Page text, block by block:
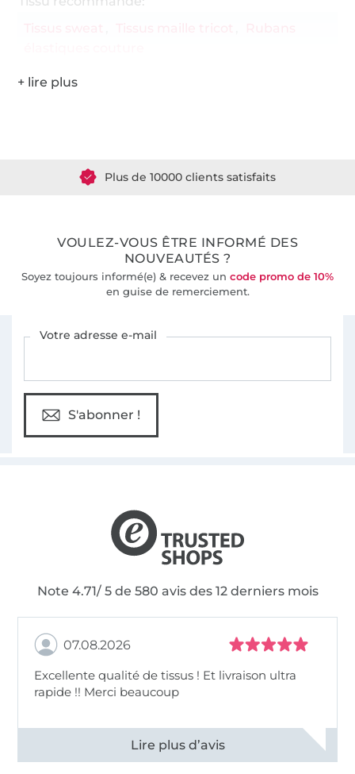
VOULEZ-VOUS ÊTRE INFORMÉ DES
NOUVEAUTÉS ?
Soyez toujours informé(e) & recevez un code promo de 10%
en guise de remerciement.
Votre adresse e-mail
S'abonner !
Note 4.71/ 5 de 580 avis des 12 derniers mois
07.08.2026
Excellente qualité de tissus ! Et livraison ultra
rapide !! Merci beaucoup
Voir tous les 11496 commentaires